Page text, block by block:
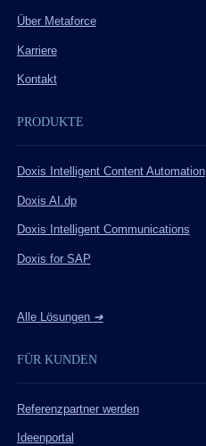
Über Metaforce
Karriere
Kontakt
PRODUKTE
Doxis Intelligent Content Automation
Doxis AI.dp
Doxis Intelligent Communications
Doxis for SAP
Alle Lösungen ➔
FÜR KUNDEN
Referenzpartner werden
Ideenportal